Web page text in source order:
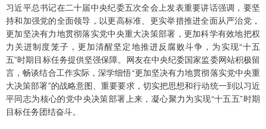
习近平总书记在二十届中央纪委五次全会上发表重要讲话强调，要坚
持和加强党的全面领导，以更高标准、更实举措推进全面从严治党，
更加坚决有力地贯彻落实党中央重大决策部署，更加科学有效地把权
力关进制度笼子，更加清醒坚定地推进反腐败斗争，为实现“十五
五”时期目标任务提供坚强保障。网友在中央纪委国家监委网站积极留
言，畅谈结合工作实际，深学细悟“更加坚决有力地贯彻落实党中央重
大决策部署”的战略意图、重要要求，切实把思想和行动统一到以习近
平同志为核心的党中央决策部署上来，凝心聚力为实现“十五五”时期
目标任务团结奋斗。